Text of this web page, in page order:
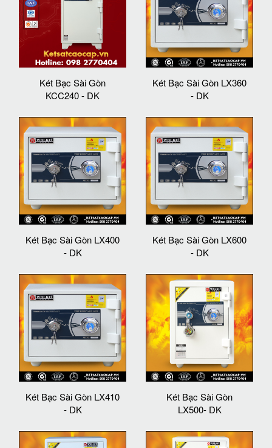
Két Bạc Sài Gòn
KCC240 - DK
Két Bạc Sài Gòn LX360
- DK
Két Bạc Sài Gòn LX400
- DK
Két Bạc Sài Gòn LX600
- DK
Két Bạc Sài Gòn LX410
- DK
Két Bạc Sài Gòn
LX500- DK